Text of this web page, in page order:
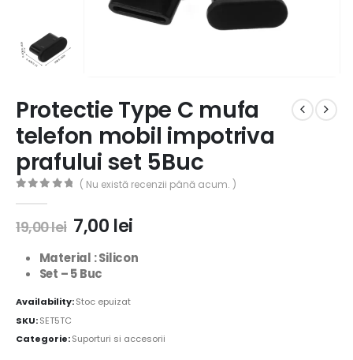
Protectie Type C mufa
telefon mobil impotriva
prafului set 5Buc
( Nu există recenzii până acum. )
19,00lei 7,00 lei
Material : Silicon
Set – 5 Buc
Availability:Stoc epuizat
SKU:SET5TC
Categorie:Suporturi si accesorii